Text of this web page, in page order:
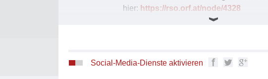
hier: https://rso.orf.at/node/4328
Alle Informationen zur 9. Folge finden Sie
Social-Media-Dienste aktivieren